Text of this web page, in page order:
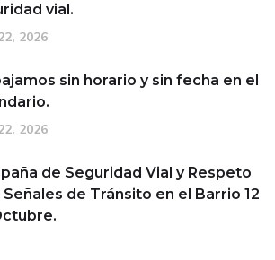
vial.
2026
sin horario y sin fecha en el
2026
de Seguridad Vial y Respeto
Señales de Tránsito en el Barrio 12